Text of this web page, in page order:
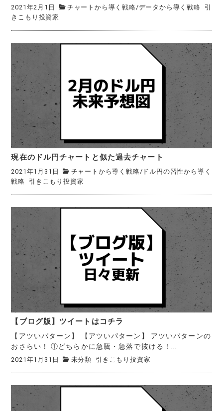
2021年2月1日 チャートから導く戦略 /データから導く戦略
引
きこもり投資家
現在のドル円チャートと似た過去チャート
2021年1月31日 チャートから導く戦略 / ドル円の習性から導く
戦略
引きこもり投資家
【ブログ版】ツイートはコチラ
【アツいパターン】 【アツいパターン】 アツいパターンの
おさらい！ ①どちらかに急騰・急落で抜ける！...
2021年1月31日 未分類 引きこもり投資家